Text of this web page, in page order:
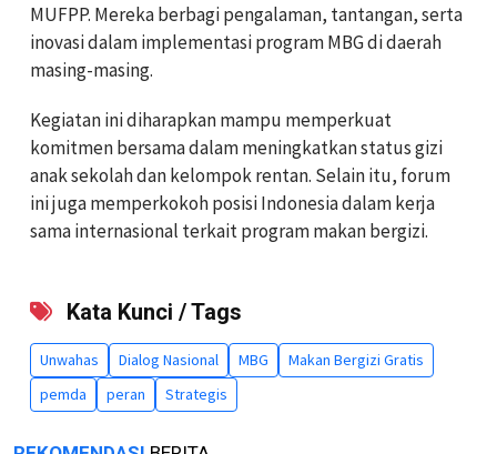
MUFPP. Mereka berbagi pengalaman, tantangan, serta
inovasi dalam implementasi program MBG di daerah
masing-masing.
Kegiatan ini diharapkan mampu memperkuat
komitmen bersama dalam meningkatkan status gizi
anak sekolah dan kelompok rentan. Selain itu, forum
ini juga memperkokoh posisi Indonesia dalam kerja
sama internasional terkait program makan bergizi.
Kata Kunci / Tags
Unwahas Dialog Nasional MBG
Makan Bergizi Gratis
pemda
peran Strategis